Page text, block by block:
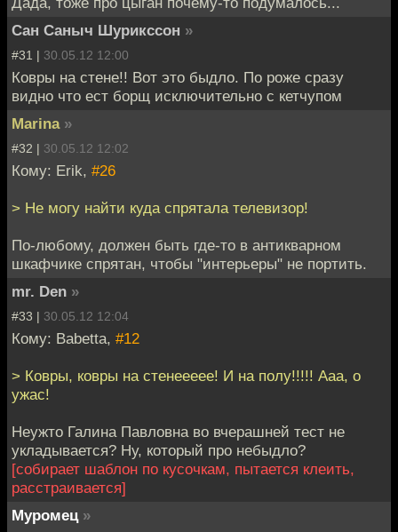
Сан Саныч Шурикссон »
#31 | 30.05.12 12:00
Ковры на стене!! Вот это быдло. По роже сразу
видно что ест борщ исключительно с кетчупом
Marina »
#32 | 30.05.12 12:02
Кому: Erik, #26
> Не могу найти куда спрятала телевизор!
По-любому, должен быть где-то в антикварном
шкафчике спрятан, чтобы "интерьеры" не портить.
mr. Den »
#33 | 30.05.12 12:04
Кому: Babetta, #12
> Ковры, ковры на стенеееее! И на полу!!!!! Ааа, о
ужас!
Неужто Галина Павловна во вчерашней тест не
укладывается? Ну, который про небыдло?
[собирает шаблон по кусочкам, пытается клеить,
расстраивается]
Муромец »